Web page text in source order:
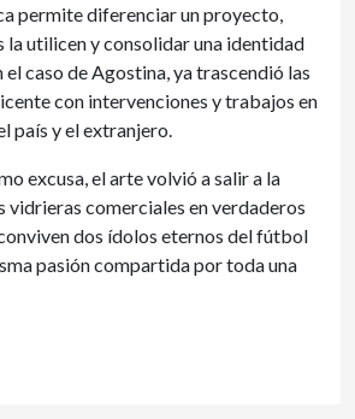
permite diferenciar un proyecto,
la utilicen y consolidar una identidad
el caso de Agostina, ya trascendió las
con intervenciones y trabajos en
país y el extranjero.
excusa, el arte volvió a salir a la
vidrieras comerciales en verdaderos
dos ídolos eternos del fútbol
pasión compartida por toda una